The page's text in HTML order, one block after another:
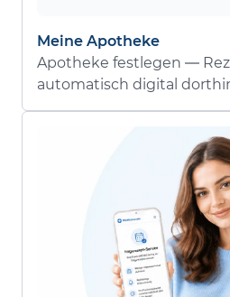
Meine Apotheke
Apotheke festlegen —
automatisch digital